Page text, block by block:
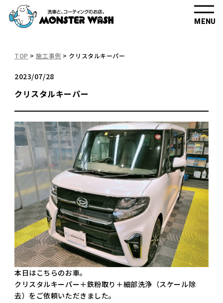
MENU
TOP >施工事例 > クリスタルキーパー
2023/07/28
クリスタルキーパー
本日はこちらのお車。
クリスタルキーパー＋鉄粉取り＋細部洗浄（スケール除
去）をご依頼いただきました。